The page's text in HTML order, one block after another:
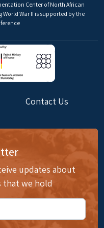
Center of North African
World War II is supported by the
Contact Us
updates about
that we hold